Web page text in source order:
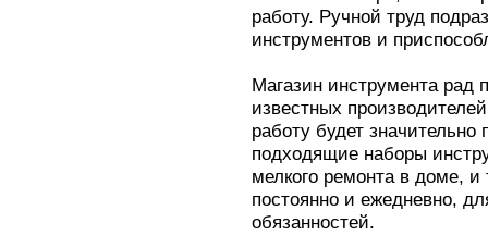
работу. Ручной труд
инструментов и
Магазин инструмента рад
известных
работу будет
подходящие наборы
мелкого ремонта в доме, и
постоянно и ежедневно,
обязанностей.